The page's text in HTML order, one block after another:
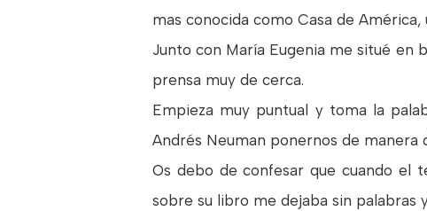
mas conocida como Casa de
Junto con María Eugenia me situé en
prensa muy de cerca.
Empieza muy puntual y toma la
Andrés Neuman ponernos de manera
Os debo de confesar que cuando el
sobre su libro me dejaba sin palabras